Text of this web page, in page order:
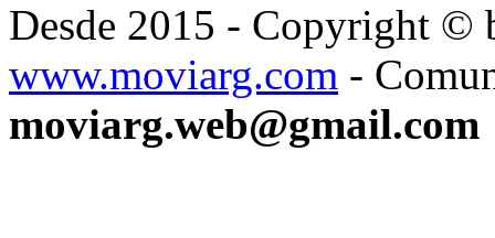
Desde 2015 - Copyright ©
www.moviarg.com -
moviarg.web@gmail.com